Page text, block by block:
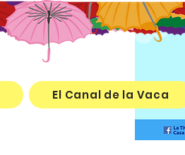
El Canal de la Vaca